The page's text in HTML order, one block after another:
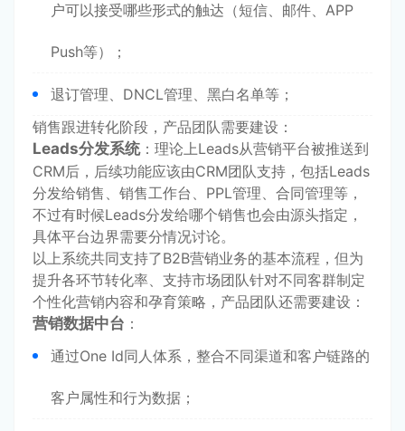
户可以接受哪些形式的触达（短信、邮件、APP
Push等）；
退订管理、DNCL管理、黑白名单等；
销售跟进转化阶段，产品团队需要建设：
Leads分发系统：理论上Leads从营销平台被推送到
CRM后，后续功能应该由CRM团队支持，包括Leads
分发给销售、销售工作台、PPL管理、合同管理等，
不过有时候Leads分发给哪个销售也会由源头指定，
具体平台边界需要分情况讨论。
以上系统共同支持了B2B营销业务的基本流程，但为
提升各环节转化率、支持市场团队针对不同客群制定
个性化营销内容和孕育策略，产品团队还需要建设：
营销数据中台 ：
通过One Id同人体系，整合不同渠道和客户链路的
客户属性和行为数据；